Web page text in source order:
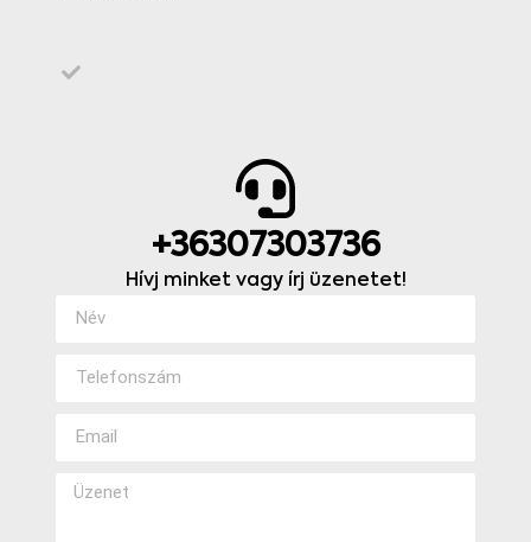
+36307303736
Hívj minket vagy írj üzenetet!